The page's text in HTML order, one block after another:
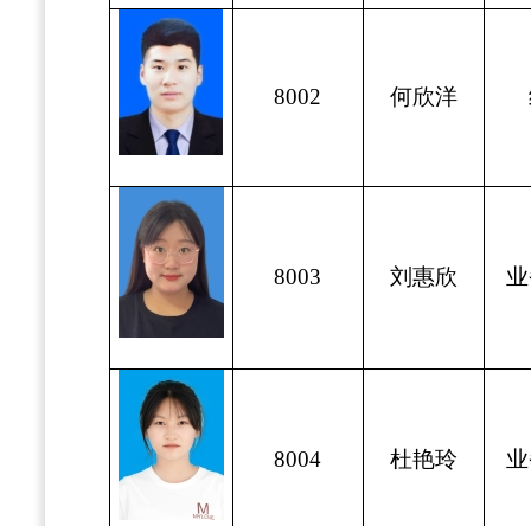
8002 何欣洋
8003 刘惠欣
8004 杜艳玲